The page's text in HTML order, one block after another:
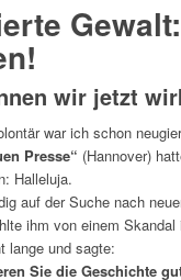
wir jetzt
war ich schon
Presse“ (Hannover)
Halleluja.
auf der Suche nach
ihm von einem
lange und sagte:
Sie die Geschichte